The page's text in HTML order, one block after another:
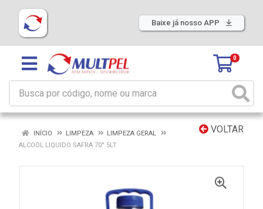
Baixe já nosso APP
0
VOLTAR
INÍCIO LIMPEZA
LIMPEZA GERAL
ALCOOL LIQUIDO SAFRA 70° 5LT